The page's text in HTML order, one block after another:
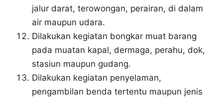
jalur darat, terowongan, perairan, di dalam
air maupun udara.
Dilakukan kegiatan bongkar muat barang
pada muatan kapal, dermaga, perahu, dok,
stasiun maupun gudang.
Dilakukan kegiatan penyelaman,
pengambilan benda tertentu maupun jenis